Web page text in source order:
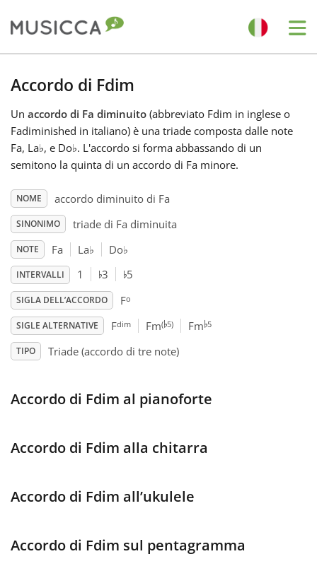
Български
Dansk
English
Español
Accordo di Fdim
Un accordo di Fa diminuito (abbreviato Fdim in inglese o
Fadiminished in italiano) è una triade composta dalle note
Fa, La♭, e Do♭. L'accordo si forma abbassando di un
semitono la quinta di un accordo di Fa minore.
NOME accordo diminuito di Fa
SINONIMO triade di Fa diminuita
NOTE Fa La♭ Do♭
INTERVALLI 1 ♭3 ♭5
SIGLA DELL’ACCORDO Fo
SIGLE ALTERNATIVE Fdim Fm(♭5) Fm♭5
TIPO Triade (accordo di tre note)
Accordo di Fdim al pianoforte
Accordo di Fdim alla chitarra
Accordo di Fdim all’ukulele
Accordo di Fdim sul pentagramma